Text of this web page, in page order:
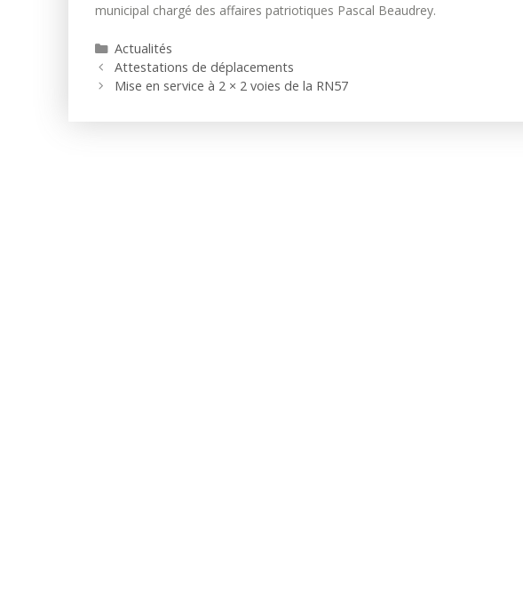
municipal chargé des affaires patriotiques Pascal Beaudrey.
Catégories
Actualités
Attestations de déplacements
Mise en service à 2 × 2 voies de la RN57